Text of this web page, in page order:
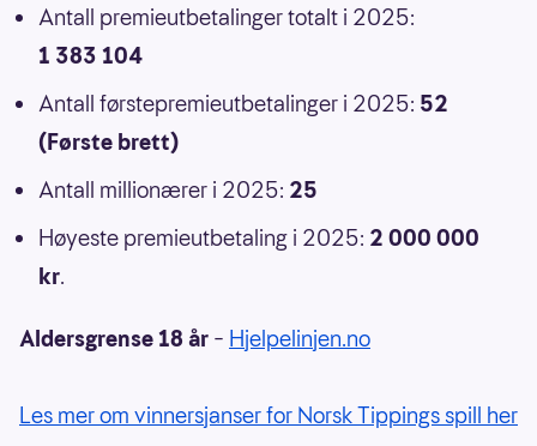
Antall premieutbetalinger totalt i 2025:
1 383 104
Antall førstepremieutbetalinger i 2025: 52
(Første brett)
Antall millionærer i 2025: 25
Høyeste premieutbetaling i 2025: 2 000 000
kr.
Aldersgrense 18 år – Hjelpelinjen.no
Les mer om vinnersjanser for Norsk Tippings spill her